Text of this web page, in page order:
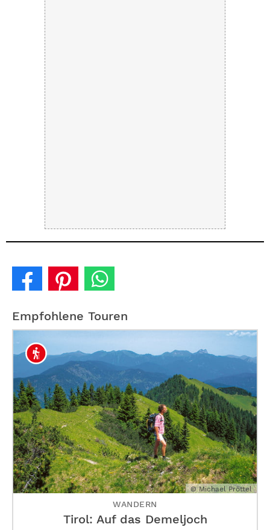
Empfohlene Touren
© Michael Pröttel
WANDERN
Tirol: Auf das Demeljoch